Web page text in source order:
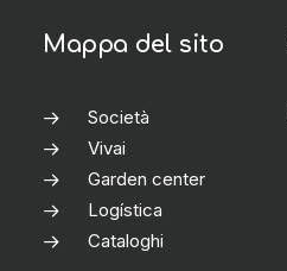
Mappa del sito
Società
Vivai
Garden center
Logística
Cataloghi